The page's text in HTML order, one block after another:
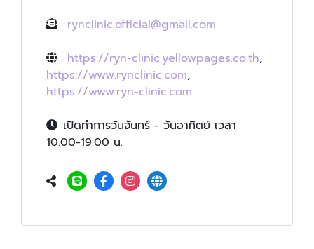
rynclinic.official@gmail.com
https://ryn-clinic.yellowpages.co.th,
https://www.rynclinic.com,
https://www.ryn-clinic.com
เปิดทำการวันจันทร์ - วันอาทิตย์ เวลา
10.00-19.00 น.